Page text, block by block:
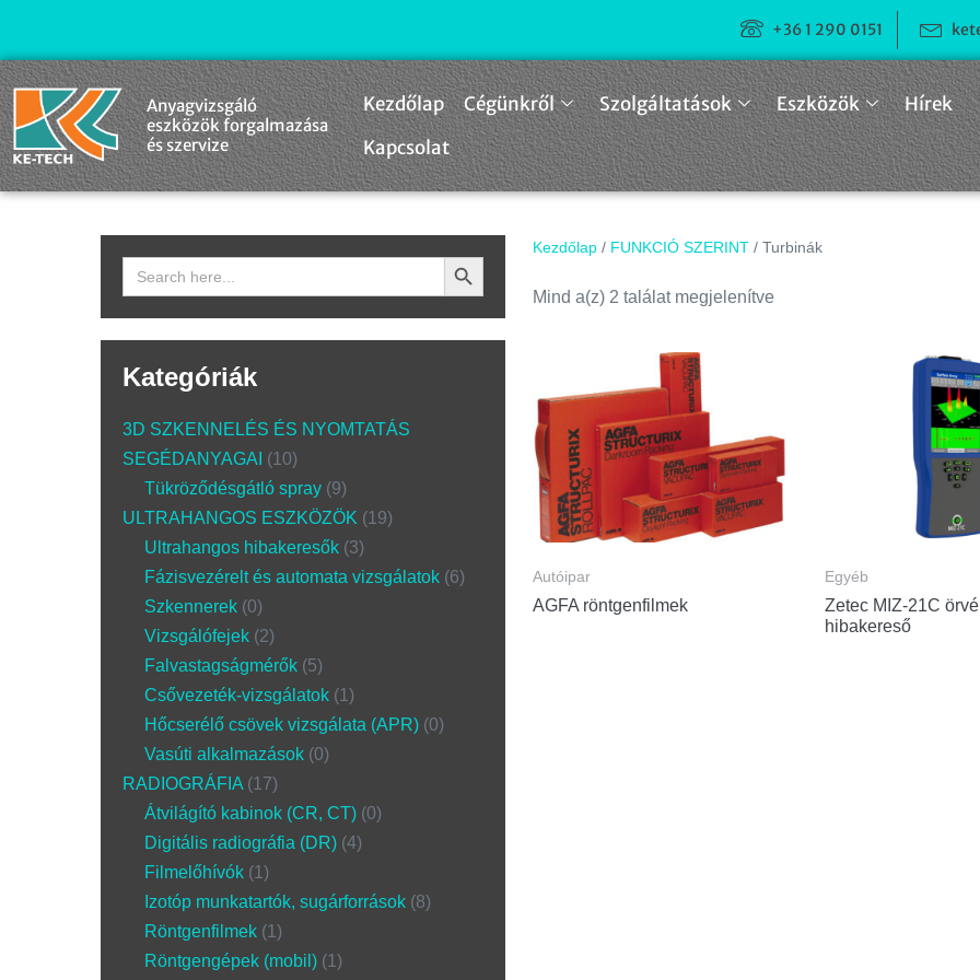
+36 1 290 0151
Anyagvizsgáló
eszközök forgalmazása
és szervize
Kezdőlap Cégünkről Szolgáltatások Eszközök
Hírek
Kapcsolat
Search
for:
Search Button
Kategóriák
3D SZKENNELÉS ÉS NYOMTATÁS
SEGÉDANYAGAI
10
Tükröződésgátló spray 9
ULTRAHANGOS ESZKÖZÖK
19
Ultrahangos hibakeresők 3
Fázisvezérelt és automata vizsgálatok 6
Szkennerek 0
Vizsgálófejek 2
Falvastagságmérők 5
Csővezeték-vizsgálatok 1
Hőcserélő csövek vizsgálata (APR) 0
Vasúti alkalmazások 0
RADIOGRÁFIA 17
Átvilágító kabinok (CR, CT) 0
Digitális radiográfia (DR) 4
Filmelőhívók 1
Izotóp munkatartók, sugárforrások 8
Röntgenfilmek 1
Röntgengépek (mobil) 1
Kezdőlap/ FUNKCIÓ SZERINT/ Turbinák
Mind a(z) 2 találat megjelenítve
Autóipar
AGFA röntgenfilmek
Egyéb
Zetec MIZ-21C
hibakereső